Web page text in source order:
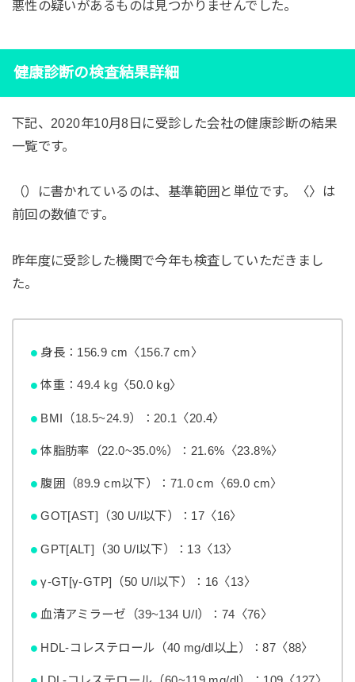
悪性の疑いがあるものは見つかりませんでした。
健康診断の検査結果詳細
下記、2020年10月8日に受診した会社の健康診断の結果
一覧です。
（）に書かれているのは、基準範囲と単位です。〈〉は
前回の数値です。
昨年度に受診した機関で今年も検査していただきまし
た。
身長：156.9 cm〈156.7 cm〉
体重：49.4 kg〈50.0 kg〉
BMI（18.5~24.9）：20.1〈20.4〉
体脂肪率（22.0~35.0%）：21.6%〈23.8%〉
腹囲（89.9 cm以下）：71.0 cm〈69.0 cm〉
GOT[AST]（30 U/l以下）：17〈16〉
GPT[ALT]（30 U/l以下）：13〈13〉
γ-GT[γ-GTP]（50 U/l以下）：16〈13〉
血清アミラーゼ（39~134 U/l）：74〈76〉
HDL-コレステロール（40 mg/dl以上）：87〈88〉